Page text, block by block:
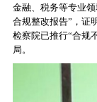
金融、税务等专业
合规整改报告”，证
检察院已推行“合规
局。